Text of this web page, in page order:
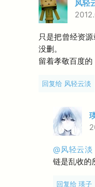
风轻
只是把曾经资
没删。
留着孝敬百度的
回复给 风轻云淡
@风轻云淡
链是乱收的
回复给 瑛子